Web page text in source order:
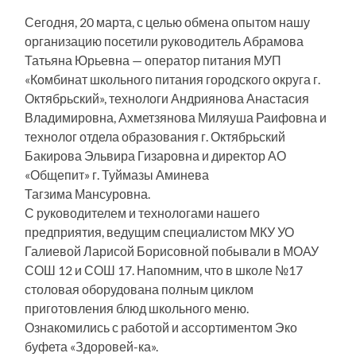
Сегодня, 20 марта, с целью обмена опытом нашу
организацию посетили руководитель Абрамова
Татьяна Юрьевна — оператор питания МУП
«Комбинат школьного питания городского округа г.
Октябрьский», технологи Андриянова Анастасия
Владимировна, Ахметзянова Миляуша Раифовна и
технолог отдела образования г. Октябрьский
Бакирова Эльвира Гизаровна и директор АО
«Общепит» г. Туймазы Аминева
Тагзима Мансуровна.
С руководителем и технологами нашего
предприятия, ведущим специалистом МКУ УО
Галиевой Ларисой Борисовной побывали в МОАУ
СОШ 12 и СОШ 17. Напомним, что в школе №17
столовая оборудована полным циклом
приготовления блюд школьного меню.
Ознакомились с работой и ассортиментом Эко
буфета «Здоровей-ка».